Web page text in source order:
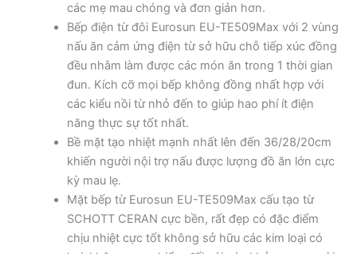
các mẹ mau chóng và đơn giản hơn.
Bếp điện từ đôi Eurosun EU-TE509Max với 2 vùng
nấu ăn cảm ứng điện từ sở hữu chỗ tiếp xúc đồng
đều nhằm làm được các món ăn trong 1 thời gian
đun. Kích cỡ mọi bếp không đồng nhất hợp với
các kiểu nồi từ nhỏ đến to giúp hao phí ít điện
năng thực sự tốt nhất.
Bề mặt tạo nhiệt mạnh nhất lên đến 36/28/20cm
khiến người nội trợ nấu được lượng đồ ăn lớn cực
kỳ mau lẹ.
Mặt bếp từ Eurosun EU-TE509Max cấu tạo từ
SCHOTT CERAN cực bền, rất đẹp có đặc điểm
chịu nhiệt cực tốt không sở hữu các kim loại có